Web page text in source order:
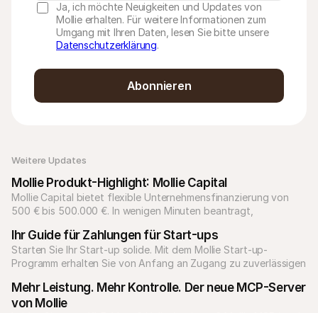
Weitere Updates
Mollie Produkt-Highlight: Mollie Capital
Mollie Capital bietet flexible Unternehmensfinanzierung von
500 € bis 500.000 €. In wenigen Minuten beantragt,
Ihr Guide für Zahlungen für Start-ups
Starten Sie Ihr Start-up solide. Mit dem Mollie Start-up-
Programm erhalten Sie von Anfang an Zugang zu zuverlässigen
Mehr Leistung. Mehr Kontrolle. Der neue MCP-Server
von Mollie
Ja, ich möchte Neuigkeiten und Updates von
Mollie erhalten. Für weitere Informationen zum
Umgang mit Ihren Daten, lesen Sie bitte unsere
Datenschutzerklärung.
Abonnieren